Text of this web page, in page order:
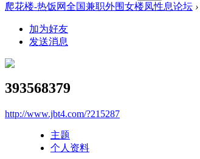
爬花楼-热饭网全国兼职外围女楼凤性息论坛 ›
加为好友
发送消息
393568379
http://www.jbt4.com/?215287
主题
个人资料